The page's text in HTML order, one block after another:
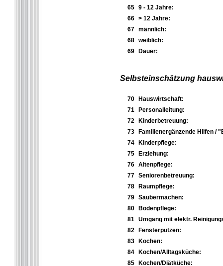
65
9 - 12 Jahre:
66
> 12 Jahre:
67
männlich:
68
weiblich:
69
Dauer:
Selbsteinschätzung
70
Hauswirtschaft:
71
Personalleitung:
72
Kinderbetreuung:
73
Familienergänzende Hilfen /
74
Kinderpflege:
75
Erziehung:
76
Altenpflege:
77
Seniorenbetreuung:
78
Raumpflege:
79
Saubermachen:
80
Bodenpflege:
81
Umgang mit elektr.
82
Fensterputzen:
83
Kochen:
84
Kochen/Alltagsküche:
85
Kochen/Diätküche: